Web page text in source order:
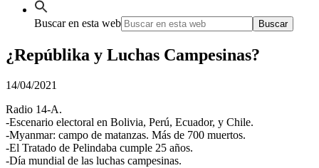
Buscar en esta web
¿Repúblika y Luchas Campesinas?
14/04/2021
Radio 14-A.
-Escenario electoral en Bolivia, Perú, Ecuador, y Chile.
-Myanmar: campo de matanzas. Más de 700 muertos.
-El Tratado de Pelindaba cumple 25 años.
-Día mundial de las luchas campesinas.